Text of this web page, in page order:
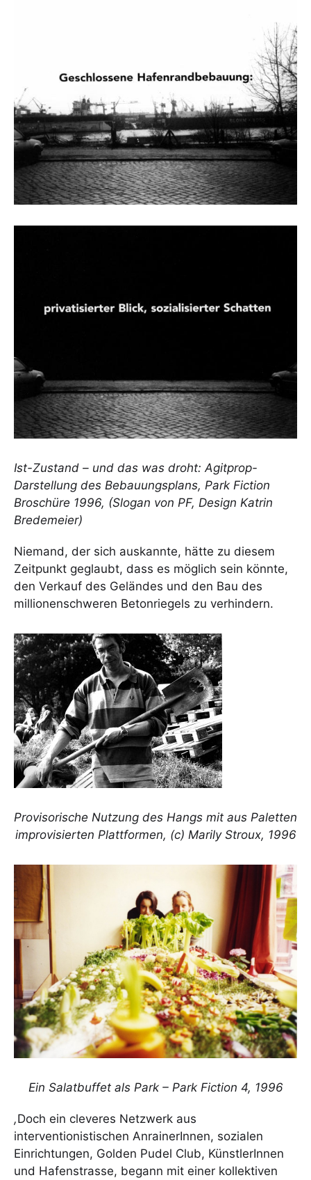
Ist-Zustand – und das was droht: Agitprop-
Darstellung des Bebauungsplans, Park Fiction
Broschüre 1996, (Slogan von PF, Design Katrin
Bredemeier)
Niemand, der sich auskannte, hätte zu diesem
Zeitpunkt geglaubt, dass es möglich sein könnte,
den Verkauf des Geländes und den Bau des
millionenschweren Betonriegels zu verhindern.
Provisorische Nutzung des Hangs mit aus Paletten
improvisierten Plattformen, (c) Marily Stroux, 1996
Ein Salatbuffet als Park – Park Fiction 4, 1996
,Doch ein cleveres Netzwerk aus
interventionistischen AnrainerInnen, sozialen
Einrichtungen, Golden Pudel Club, KünstlerInnen
und Hafenstrasse, begann mit einer kollektiven